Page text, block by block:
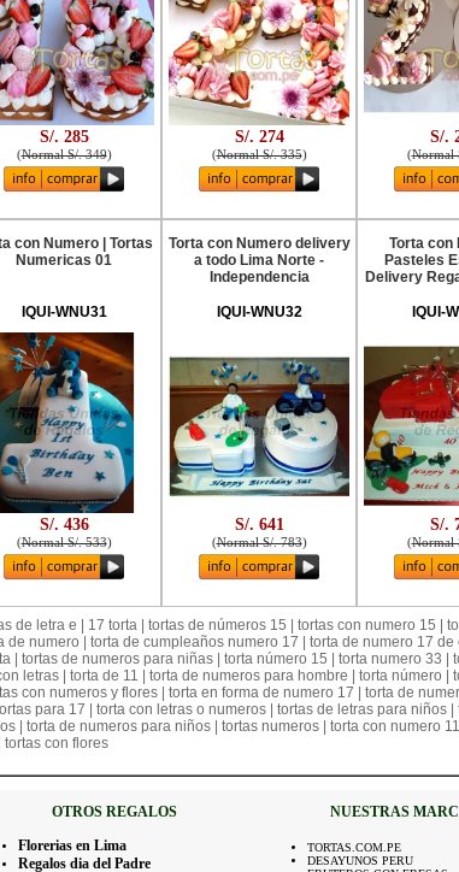
S/. 285
(Normal S/. 349)
S/. 274
(Normal S/. 335)
S/.
(Normal
con Numero | Tortas
Numericas 01
IQUI-WNU31
S/. 436
(Normal S/. 533)
Torta con Numero delivery
a todo Lima Norte -
Independencia
IQUI-WNU32
S/. 641
(Normal S/. 783)
Torta con
Pasteles
Delivery
IQUI-
S/.
(Normal
de letra e | 17 torta | tortas de números 15 | tortas con numero 15 |
de numero | torta de cumpleaños numero 17 | torta de numero 17
| tortas de numeros para niñas | torta número 15 | torta numero 33 |
letras | torta de 11 | torta de numeros para hombre | torta número
con numeros y flores | torta en forma de numero 17 | torta de
para 17 | torta con letras o numeros | tortas de letras para niños |
| torta de numeros para niños | tortas numeros | torta con numero
con flores
OTROS REGALOS NUESTRAS
Florerias en Lima
Regalos dia del Padre
TORTAS.COM.PE
DESAYUNOS PERU